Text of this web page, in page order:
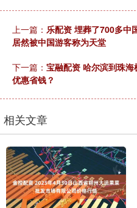
上一篇： 乐配资 埋葬了700多中
居然被中国游客称为天堂
下一篇： 宝融配资 哈尔滨到珠
优惠省钱？
相关文章